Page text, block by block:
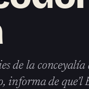
de la
informa de